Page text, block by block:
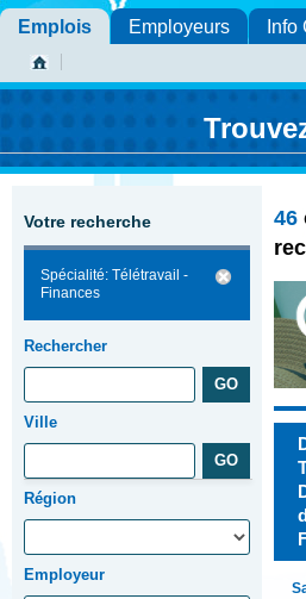
Emplois Employeurs Info
Votre recherche
Spécialité: Télétravail -
Finances
Rechercher
Ville
Région
Employeur
46